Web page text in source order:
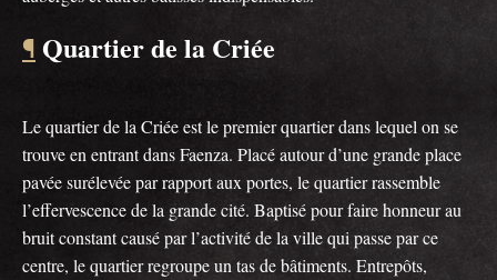
¶ Quartier de la Criée
Le quartier de la Criée est le premier quartier dans lequel on se
trouve en entrant dans Faenza. Placé autour d’une grande place
pavée surélevée par rapport aux portes, le quartier rassemble
l’effervescence de la grande cité. Baptisé pour faire honneur au
bruit constant causé par l’activité de la ville qui passe par ce
centre, le quartier regroupe un tas de bâtiments. Entrepôts,